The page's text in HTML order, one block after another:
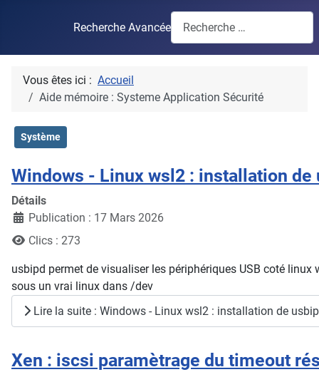
Recherche Avancée
Vous êtes ici : Accueil
Aide mémoire : Systeme Application Sécurité
Système
Windows - Linux wsl2 : installation de
Détails
Publication : 17 Mars 2026
Clics : 273
usbipd permet de visualiser les périphériques USB coté linux
sous un vrai linux dans /dev
Lire la suite : Windows - Linux wsl2 : installation de
Xen : iscsi paramètrage du timeout